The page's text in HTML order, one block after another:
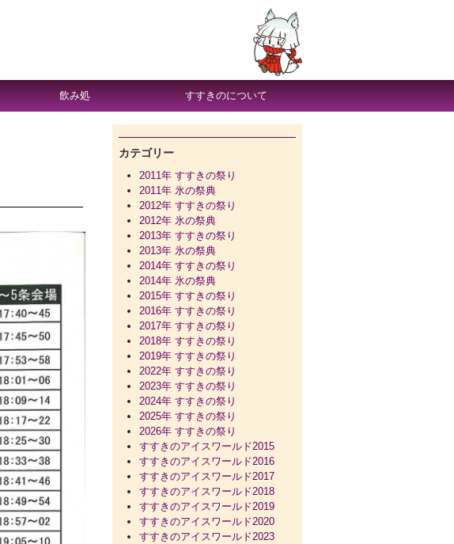
飲み処 すすきのについて
カテゴリー
2011年 すすきの祭り
2011年 氷の祭典
2012年 すすきの祭り
2012年 氷の祭典
2013年 すすきの祭り
2013年 氷の祭典
2014年 すすきの祭り
2014年 氷の祭典
2015年 すすきの祭り
2016年 すすきの祭り
2017年 すすきの祭り
2018年 すすきの祭り
2019年 すすきの祭り
2022年 すすきの祭り
2023年 すすきの祭り
2024年 すすきの祭り
2025年 すすきの祭り
2026年 すすきの祭り
すすきのアイスワールド2015
すすきのアイスワールド2016
すすきのアイスワールド2017
すすきのアイスワールド2018
すすきのアイスワールド2019
すすきのアイスワールド2020
すすきのアイスワールド2023